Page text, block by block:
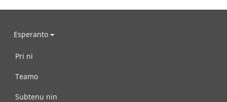
Esperanto
Pri ni
Teamo
Subtenu nin